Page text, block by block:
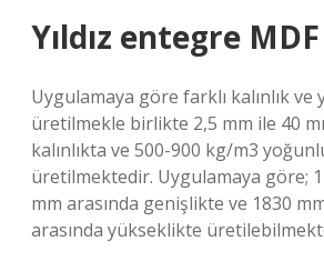
Yıldız entegre
Uygulamaya göre farklı kalınlık
üretilmekle birlikte 2,5 mm ile 40
kalınlıkta ve 500-900 kg/m3
üretilmektedir. Uygulamaya göre;
mm arasında genişlikte ve 1830
arasında yükseklikte